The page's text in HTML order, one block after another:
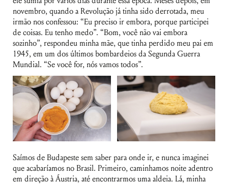
novembro, quando a Revolução já tinha sido derrotada, meu
irmão nos confessou: “Eu preciso ir embora, porque participei
de coisas. Eu tenho medo”. “Bom, você não vai embora
sozinho”, respondeu minha mãe, que tinha perdido meu pai em
1945, em um dos últimos bombardeios da Segunda Guerra
Mundial. “Se você for, nós vamos todos”.
Saímos de Budapeste sem saber para onde ir, e nunca imaginei
que acabaríamos no Brasil. Primeiro, caminhamos noite adentro
em direção à Áustria, até encontrarmos uma aldeia. Lá, minha